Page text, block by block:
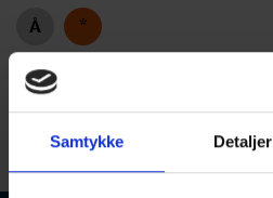
Samtykke Detaljer
Å *
< Gå til T V
Sorter efter: Startdato